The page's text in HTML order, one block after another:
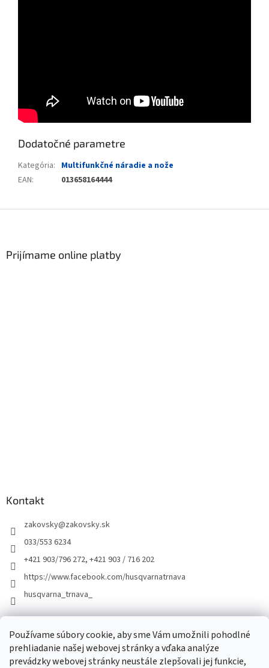
Používame súbory cookie, aby sme Vám umožnili pohodlné
prehliadanie našej webovej stránky a vďaka analýze
prevádzky webovej stránky neustále zlepšovali jej funkcie,
Dodatočné parametre
Kategória: Multifunkčné náradie a nože
EAN: 013658164444
Prijímame online platby
Kontakt
zakovsky@zakovsky.sk
033/553 6234
+421 903/796 272, +421 903 / 716 202
https://www.facebook.com/husqvarnatrnava
husqvarna_trnava_
Facebook